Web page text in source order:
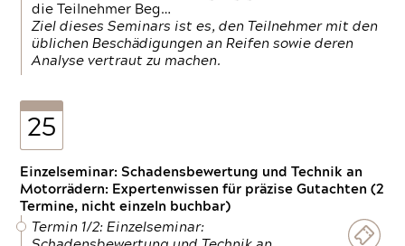
die Teilnehmer Beg…
Ziel dieses Seminars ist es, den Teilnehmer mit den
üblichen Beschädigungen an Reifen sowie deren
Analyse vertraut zu machen.
25
Einzelseminar: Schadensbewertung und Technik an
Motorrädern: Expertenwissen für präzise Gutachten (2
Termine, nicht einzeln buchbar)
Termin 1/2: Einzelseminar: